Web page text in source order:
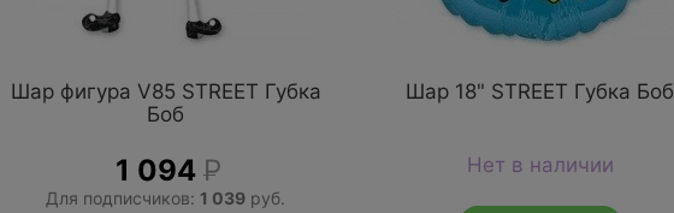
Шар фигура V85 STREET Губка
Боб
1 094Р
Для подписчиков: 1 039 руб.
Шар 18" STREET Губка Боб
Нет в наличии